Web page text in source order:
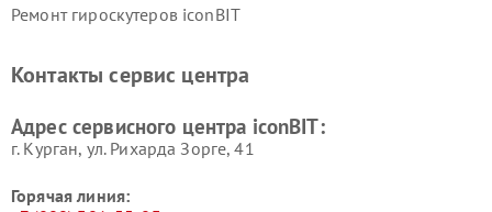
Ремонт гироскутеров iconBIT
Контакты сервис центра
Адрес сервисного центра iconBIT:
г. Курган, ул. Рихарда Зорге, 41
Горячая линия: